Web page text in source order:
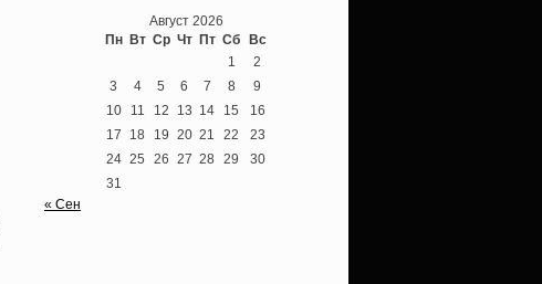
Август 2026
Пн Вт Ср Чт Пт Сб Вс
1
2
3
4 5 6 7 8
9
10
11 12 13 14 15
16
17
18 19 20 21 22
23
24 25 26 27 28 29
30
31
« Сен